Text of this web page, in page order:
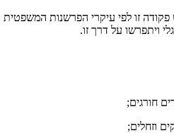
זו לפי עיקרי הפרשנות
ויתפרשו על דרך זו.
חורגים;
וזחלים;